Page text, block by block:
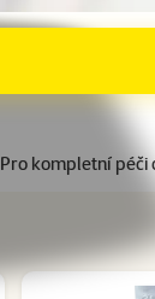
Pro kompletní